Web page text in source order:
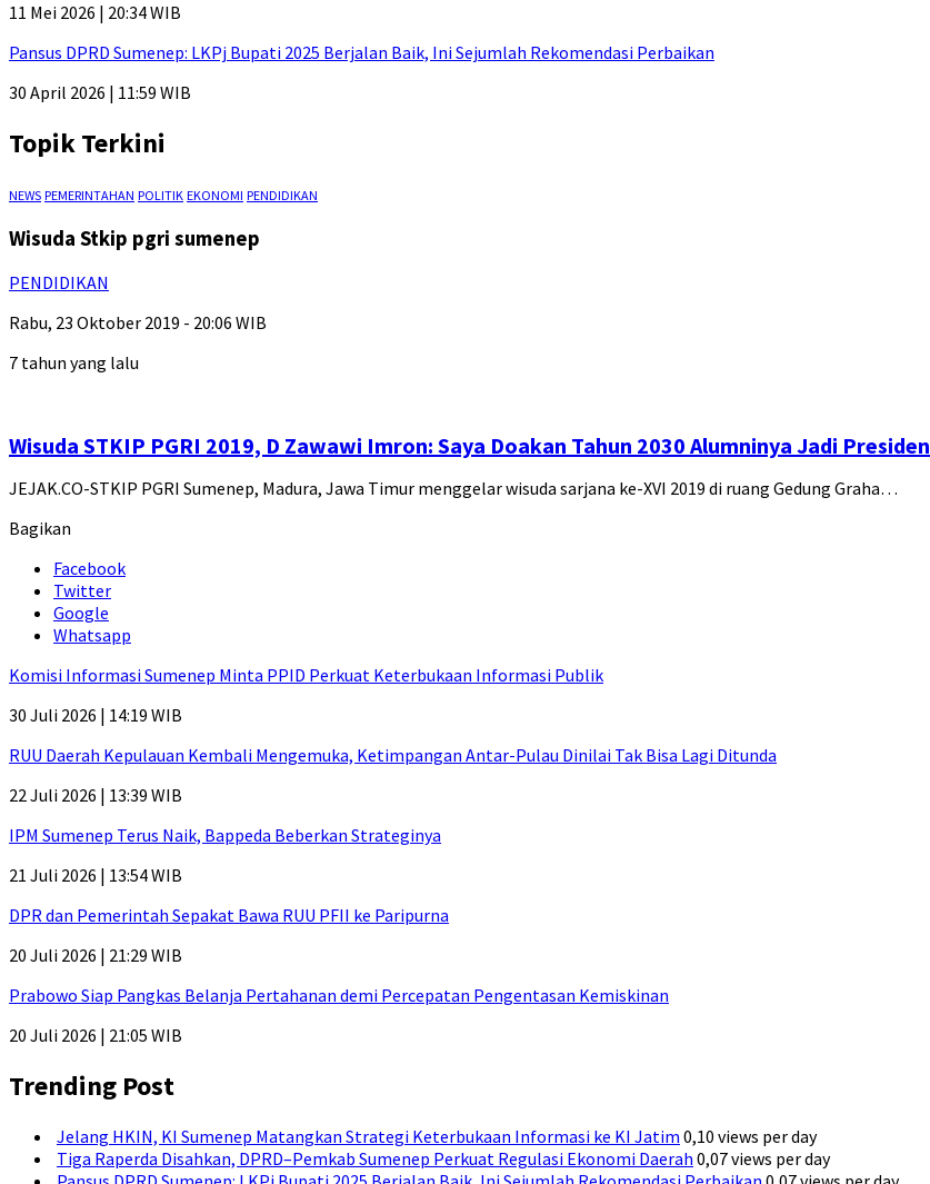
11 Mei 2026 | 20:34 WIB
Pansus DPRD Sumenep: LKPj Bupati 2025 Berjalan Baik, Ini Sejumlah Rekomendasi Perbaikan
30 April 2026 | 11:59 WIB
Topik Terkini
NEWS PEMERINTAHAN POLITIK EKONOMI PENDIDIKAN
Wisuda Stkip pgri sumenep
PENDIDIKAN
Rabu, 23 Oktober 2019 - 20:06 WIB
7 tahun yang lalu
Wisuda STKIP PGRI 2019, D Zawawi Imron: Saya Doakan Tahun 2030 Alumninya Jadi Presiden
JEJAK.CO-STKIP PGRI Sumenep, Madura, Jawa Timur menggelar wisuda sarjana ke-XVI 2019 di ruang Gedung Graha…
Bagikan
Facebook
Twitter
Google
Whatsapp
Komisi Informasi Sumenep Minta PPID Perkuat Keterbukaan Informasi Publik
30 Juli 2026 | 14:19 WIB
RUU Daerah Kepulauan Kembali Mengemuka, Ketimpangan Antar-Pulau Dinilai Tak Bisa Lagi Ditunda
22 Juli 2026 | 13:39 WIB
IPM Sumenep Terus Naik, Bappeda Beberkan Strateginya
21 Juli 2026 | 13:54 WIB
DPR dan Pemerintah Sepakat Bawa RUU PFII ke Paripurna
20 Juli 2026 | 21:29 WIB
Prabowo Siap Pangkas Belanja Pertahanan demi Percepatan Pengentasan Kemiskinan
20 Juli 2026 | 21:05 WIB
Trending Post
Jelang HKIN, KI Sumenep Matangkan Strategi Keterbukaan Informasi ke KI Jatim 0,10 views per day
Tiga Raperda Disahkan, DPRD–Pemkab Sumenep Perkuat Regulasi Ekonomi Daerah 0,07 views per day